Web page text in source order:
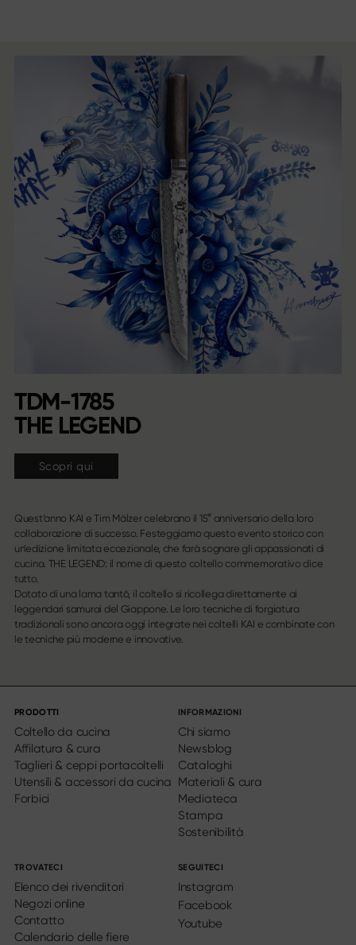
TDM-1785
THE LEGEND
Scopri qui
Quest’anno KAI e Tim Mälzer celebrano il 15° anniversario della loro
collaborazione di successo. Festeggiamo questo evento storico con
un’edizione limitata eccezionale, che farà sognare gli appassionati di
cucina. THE LEGEND: il nome di questo coltello commemorativo dice
tutto.
Dotato di una lama tantō, il coltello si ricollega direttamente ai
leggendari samurai del Giappone. Le loro tecniche di forgiatura
tradizionali sono ancora oggi integrate nei coltelli KAI e combinate con
le tecniche più moderne e innovative.
PRODOTTI
Coltello da cucina
Affilatura & cura
Taglieri & ceppi portacoltelli
Utensili & accessori da cucina
Forbici
INFORMAZIONI
Chi siamo
Newsblog
Cataloghi
Materiali & cura
Mediateca
Stampa
Sostenibilità
TROVATECI
Elenco dei rivenditori
Negozi online
Contatto
Calendario delle fiere
SEGUITECI
Instagram
Facebook
Youtube